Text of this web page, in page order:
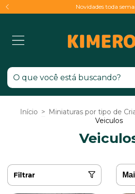
Novidades toda
Início > Miniaturas por tipo de
Veiculos
Filtrar